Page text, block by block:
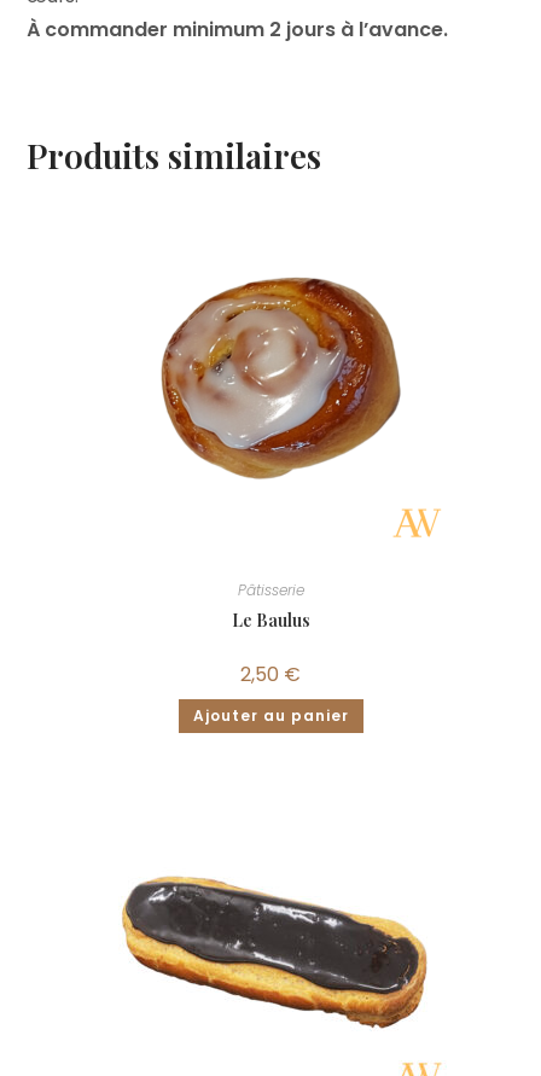
À commander minimum 2 jours à l’avance.
Produits similaires
Pâtisserie
Le Baulus
2,50 €
Ajouter au panier